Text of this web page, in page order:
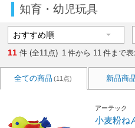
知育・幼児玩具
11 件 (全11点) 1 件から 11 件まで
全ての商品 (11点) 新品商
アーテック
小麦粉ね